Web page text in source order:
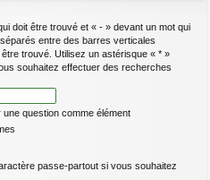
doit être trouvé et « - » devant un mot qui
entre des barres verticales
trouvé. Utilisez un astérisque « * »
souhaitez effectuer des recherches
question comme élément
passe-partout si vous souhaitez